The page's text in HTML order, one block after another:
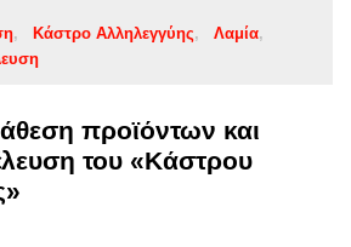
Κάστρο Αλληλεγγύης
Λαμία
προϊόντων και
του «Κάστρου